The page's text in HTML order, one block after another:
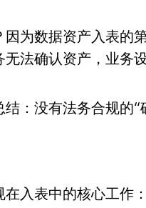
因为数据资产入表的
法确认资产，业务
：没有法务合规的“
入表中的核心工作